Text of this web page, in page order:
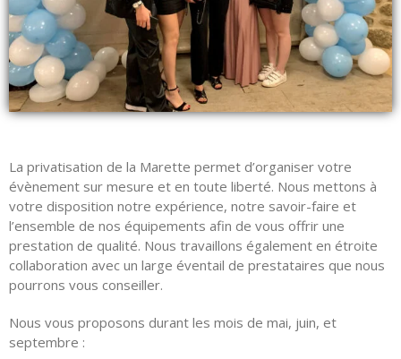
La privatisation de la Marette permet d’organiser votre
évènement sur mesure et en toute liberté. Nous mettons à
votre disposition notre expérience, notre savoir-faire et
l’ensemble de nos équipements afin de vous offrir une
prestation de qualité. Nous travaillons également en étroite
collaboration avec un large éventail de prestataires que nous
pourrons vous conseiller.
Nous vous proposons durant les mois de mai, juin, et
septembre :